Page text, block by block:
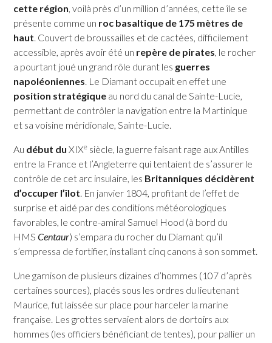
GROS-MORNE
LE LAMENTIN
MACOUBA
LE MARIGOT
LE MARIN
RIVIÈRE-PILOTE
RIVIÈRE-SALÉE
SAINTE-ANNE
SAINTE-LUCE
SAINTE-MARIE
SAINT-ESPRIT
SAINT-JOSEPH
SAINT-PIERRE
SCHŒLCHER
LA TRINITÉ
LES TROIS-ÎLETS
LE VAUCLIN
cette région , voilà près d’un million d’années, cette île se
présente comme un roc basaltique de 175 mètres de
haut . Couvert de broussailles et de cactées, difficilement
accessible, après avoir été un repère de pirates , le rocher
a pourtant joué un grand rôle durant les guerres
napoléoniennes . Le Diamant occupait en effet une
position stratégique au nord du canal de Sainte-Lucie,
permettant de contrôler la navigation entre la Martinique
et sa voisine méridionale, Sainte-Lucie.
Au début du XIXe siècle, la guerre faisant rage aux Antilles
entre la France et l’Angleterre qui tentaient de s’assurer le
contrôle de cet arc insulaire, les Britanniques décidèrent
d’occuper l’îlot . En janvier 1804, profitant de l’effet de
surprise et aidé par des conditions météorologiques
favorables, le contre-amiral Samuel Hood (à bord du
HMSCentaur) s’empara du rocher du Diamant qu’il
s’empressa de fortifier, installant cinq canons à son sommet.
Une garnison de plusieurs dizaines d’hommes (107 d’après
certaines sources), placés sous les ordres du lieutenant
Maurice, fut laissée sur place pour harceler la marine
française. Les grottes servaient alors de dortoirs aux
hommes (les officiers bénéficiant de tentes), pour pallier un